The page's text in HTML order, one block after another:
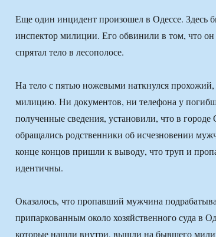
Еще один инцидент произошел в Одессе. Здесь
инспектор милиции. Его обвинили в том, что он
спрятал тело в лесополосе.
На тело с пятью ножевыми наткнулся
милицию. Ни документов, ни телефона у
полученные сведения, установили, что в городе
обращались родственники об исчезновении
конце концов пришли к выводу, что труп и
идентичны.
Оказалось, что пропавший мужчина
припаркованным около хозяйственного суда в
которые нашли внутри, вышли на бывшего